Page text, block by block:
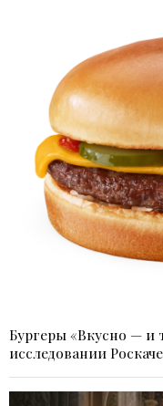
Бургеры «Вкусно — и
исследовании